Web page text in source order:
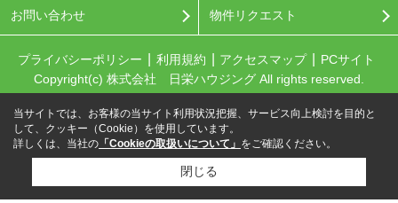
お問い合わせ 物件リクエスト
プライバシーポリシー 利用規約 アクセスマップ
PCサイト
Copyright(c) 株式会社 日栄ハウジング All rights reserved.
当サイトでは、お客様の当サイト利用状況把握、サービス向上検討を目的と
して、クッキー（Cookie）を使用しています。
詳しくは、当社の 「Cookieの取扱いについて」 をご確認ください。
閉じる